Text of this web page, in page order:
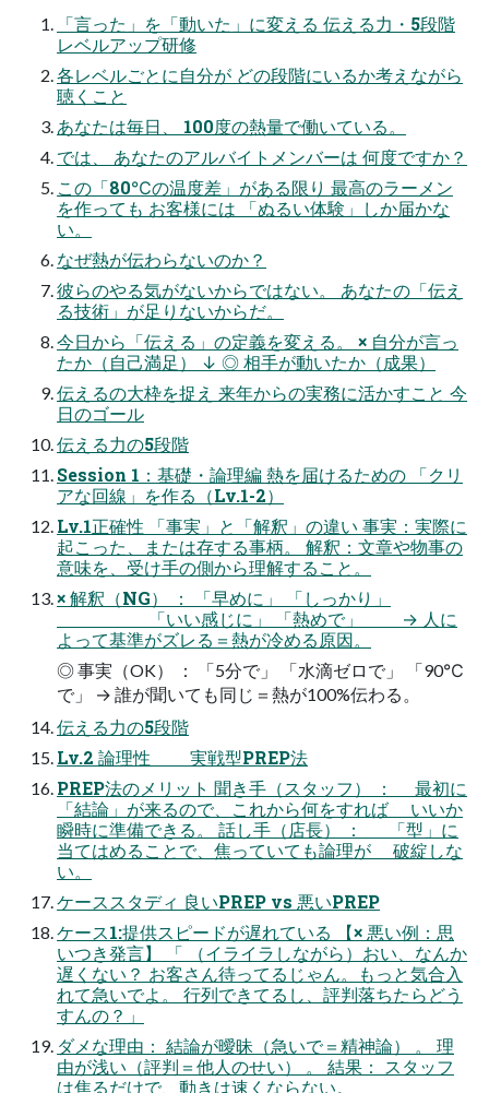
「言った」を「動いた」に変える 伝える力・5段階
レベルアップ研修
各レベルごとに自分が どの段階にいるか考えながら
聴くこと
あなたは毎日、 100度の熱量で働いている。
では、 あなたのアルバイトメンバーは 何度ですか？
この「80℃の温度差」がある限り 最高のラーメン
を作っても お客様には 「ぬるい体験」しか届かな
い。
なぜ熱が伝わらないのか？
彼らのやる気がないからではない。 あなたの「伝え
る技術」が足りないからだ。
今日から「伝える」の定義を変える。 × 自分が言っ
たか（自己満足） ↓ ◎ 相手が動いたか（成果）
伝えるの大枠を捉え 来年からの実務に活かすこと 今
日のゴール
伝える力の5段階
Session 1：基礎・論理編 熱を届けるための 「クリ
アな回線」を作る（Lv.1-2）
Lv.1正確性 「事実」と「解釈」の違い 事実：実際に
起こった、または存する事柄。 解釈：文章や物事の
意味を、受け手の側から理解すること。
× 解釈（NG） ： 「早めに」 「しっかり」
「いい感じに」 「熱めで」 → 人に
よって基準がズレる＝熱が冷める原因。
◎ 事実（OK） ： 「5分で」 「水滴ゼロで」 「90℃
で」 → 誰が聞いても同じ＝熱が100%伝わる。
伝える力の5段階
Lv.2 論理性 実戦型PREP法
PREP法のメリット 聞き手（スタッフ） ： 最初に
「結論」が来るので、これから何をすれば いいか
瞬時に準備できる。 話し手（店長） ： 「型」に
当てはめることで、焦っていても論理が 破綻しな
い。
ケーススタディ 良いPREP vs 悪いPREP
ケース1:提供スピードが遅れている 【× 悪い例：思
いつき発言】 「 （イライラしながら）おい、なんか
遅くない？ お客さん待ってるじゃん。もっと気合入
れて急いでよ。 行列できてるし、評判落ちたらどう
すんの？」
ダメな理由： 結論が曖昧（急いで＝精神論） 。 理
由が浅い（評判＝他人のせい） 。 結果： スタッフ
は焦るだけで、動きは速くならない。